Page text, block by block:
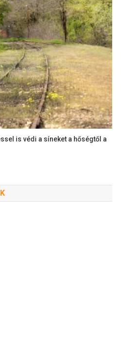
is védi a síneket a hőségtől a